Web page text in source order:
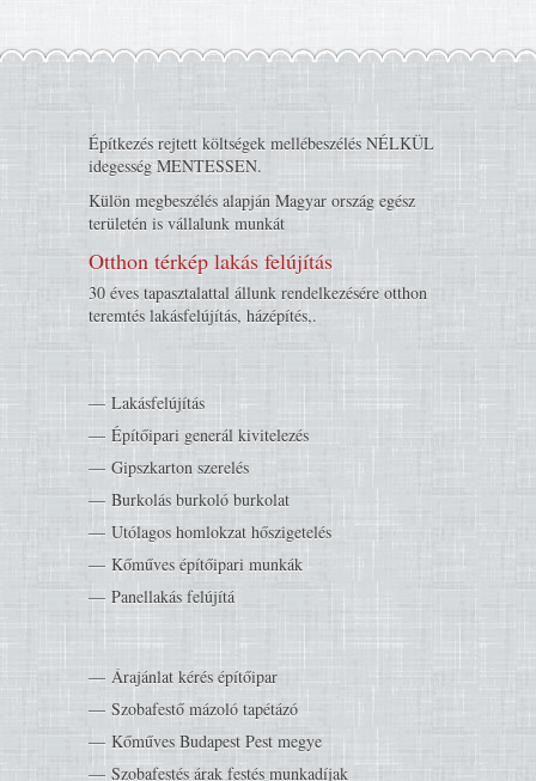
Építkezés rejtett költségek mellébeszélés NÉLKÜL
idegesség MENTESSEN.
Külön megbeszélés alapján Magyar ország egész
területén is vállalunk munkát
Otthon térkép lakás felújítás
30 éves tapasztalattal állunk rendelkezésére otthon
teremtés lakásfelújítás, házépítés,.
Lakásfelújítás
Építőipari generál kivitelezés
Gipszkarton szerelés
Burkolás burkoló burkolat
Utólagos homlokzat hőszigetelés
Kőműves építőipari munkák
Panellakás felújítá
Árajánlat kérés építőipar
Szobafestő mázoló tapétázó
Kőműves Budapest Pest megye
Szobafestés árak festés munkadíjak